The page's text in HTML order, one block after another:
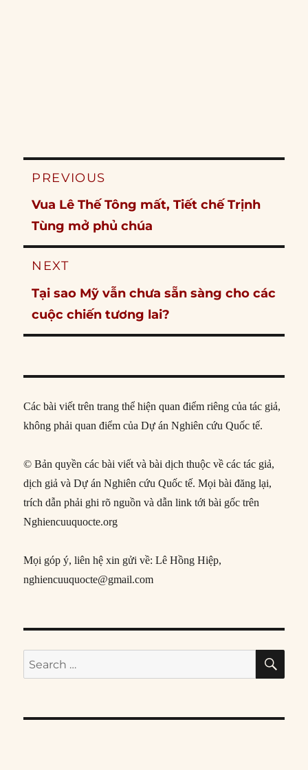
Post
PREVIOUS
Previous
post:
Vua Lê Thế Tông mất, Tiết chế Trịnh
Tùng mở phủ chúa
NEXT
Next
post:
Tại sao Mỹ vẫn chưa sẵn sàng cho các
cuộc chiến tương lai?
Các bài viết trên trang thể hiện quan điểm riêng của tác giả,
không phải quan điểm của Dự án Nghiên cứu Quốc tế.
© Bản quyền các bài viết và bài dịch thuộc về các tác giả,
dịch giả và Dự án Nghiên cứu Quốc tế. Mọi bài đăng lại,
trích dẫn phải ghi rõ nguồn và dẫn link tới bài gốc trên
Nghiencuuquocte.org
Mọi góp ý, liên hệ xin gửi về: Lê Hồng Hiệp,
nghiencuuquocte@gmail.com
Search
for: